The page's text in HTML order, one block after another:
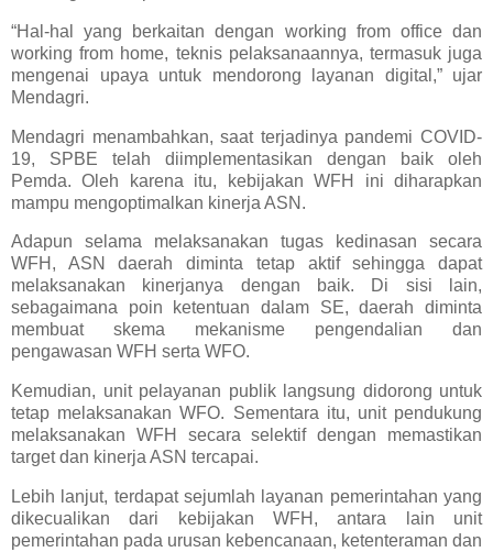
“Hal-hal yang berkaitan dengan working from office dan
working from home, teknis pelaksanaannya, termasuk juga
mengenai upaya untuk mendorong layanan digital,” ujar
Mendagri.
Mendagri menambahkan, saat terjadinya pandemi COVID-
19, SPBE telah diimplementasikan dengan baik oleh
Pemda. Oleh karena itu, kebijakan WFH ini diharapkan
mampu mengoptimalkan kinerja ASN.
Adapun selama melaksanakan tugas kedinasan secara
WFH, ASN daerah diminta tetap aktif sehingga dapat
melaksanakan kinerjanya dengan baik. Di sisi lain,
sebagaimana poin ketentuan dalam SE, daerah diminta
membuat skema mekanisme pengendalian dan
pengawasan WFH serta WFO.
Kemudian, unit pelayanan publik langsung didorong untuk
tetap melaksanakan WFO. Sementara itu, unit pendukung
melaksanakan WFH secara selektif dengan memastikan
target dan kinerja ASN tercapai.
Lebih lanjut, terdapat sejumlah layanan pemerintahan yang
dikecualikan dari kebijakan WFH, antara lain unit
pemerintahan pada urusan kebencanaan, ketenteraman dan